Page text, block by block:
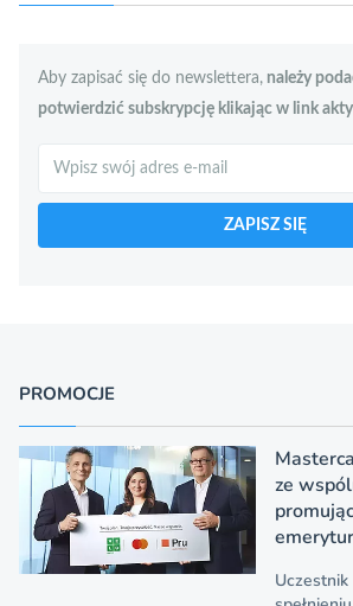
Aby zapisać się do newslettera, należy
potwierdzić subskrypcję klikając w link
ZAPISZ SIĘ
PROMOCJE
ze